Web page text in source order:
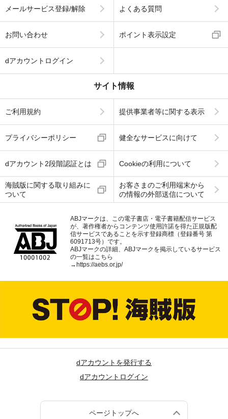
メールサービス登録/解除 よくある質問
お問い合わせ ポイント表示設定
dアカウントログイン
サイト情報
ご利用規約 提供事業者等に関する表示
プライバシーポリシー 健全なサービスに向けて
dアカウント2段階認証とは Cookieの利用について
海賊版に関する取り組みに
ついて
お客さまのご利用端末から
の情報の外部送信について
ABJマークは、この電子書店・電子書籍配信サービス
が、著作権者からコンテンツ使用許諾を得た正規版配
信サービスであることを示す登録商標（登録番号 第
6091713号）です。
ABJマークの詳細、ABJマークを掲示しているサービス
の一覧はこちら
→ https://aebs.or.jp/
dアカウントを発行する
dアカウントログイン
ページトップへ